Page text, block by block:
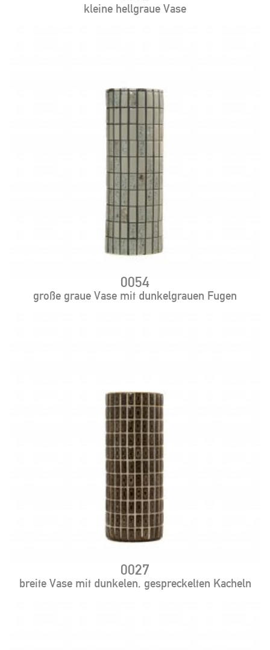
kleine hellgraue Vase
0054
große graue Vase mit dunkelgrauen Fugen
0027
breite Vase mit dunkelen, gespreckelten Kacheln